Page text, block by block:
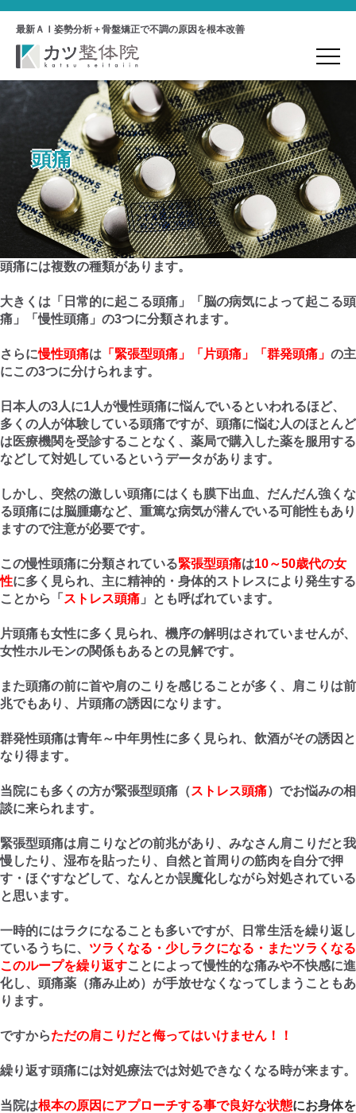
最新ＡＩ姿勢分析＋骨盤矯正で不調の原因を根本改善
頭痛
頭痛には複数の種類があります。
大きくは「日常的に起こる頭痛」「脳の病気によって起こる頭
痛」「慢性頭痛」の3つに分類されます。
さらに慢性頭痛は 「緊張型頭痛」「片頭痛」「群発頭痛」 の主
にこの3つに分けられます。
日本人の3人に1人が慢性頭痛に悩んでいるといわれるほど、
多くの人が体験している頭痛ですが、頭痛に悩む人のほとんど
は医療機関を受診することなく、薬局で購入した薬を服用する
などして対処しているというデータがあります。
しかし、突然の激しい頭痛にはくも膜下出血、だんだん強くな
る頭痛には脳腫瘍など、重篤な病気が潜んでいる可能性もあり
ますので注意が必要です。
この慢性頭痛に分類されている緊張型頭痛は10～50歳代の女
性に多く見られ、主に精神的・身体的ストレスにより発生する
ことから「 ストレス頭痛 」とも呼ばれています。
片頭痛も女性に多く見られ、機序の解明はされていませんが、
女性ホルモンの関係もあるとの見解です。
また頭痛の前に首や肩のこりを感じることが多く、肩こりは前
兆でもあり、片頭痛の誘因になります。
群発性頭痛は青年～中年男性に多く見られ、飲酒がその誘因と
なり得ます。
当院にも多くの方が緊張型頭痛（ストレス頭痛）でお悩みの相
談に来られます。
緊張型頭痛は肩こりなどの前兆があり、みなさん肩こりだと我
慢したり、湿布を貼ったり、自然と首周りの筋肉を自分で押
す・ほぐすなどして、なんとか誤魔化しながら対処されている
と思います。
一時的にはラクになることも多いですが、日常生活を繰り返し
ているうちに、 ツラくなる・少しラクになる・またツラくなる
このループを繰り返すことによって慢性的な痛みや不快感に進
化し、頭痛薬（痛み止め）が手放せなくなってしまうこともあ
ります。
ですからただの肩こりだと侮ってはいけません！！
繰り返す頭痛には対処療法では対処できなくなる時が来ます。
当院は根本の原因にアプローチする事で良好な状態にお身体を